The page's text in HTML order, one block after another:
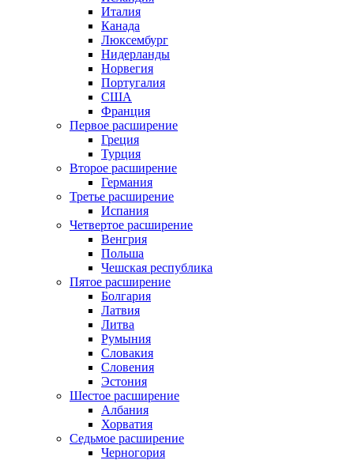
Италия
Канада
Люксембург
Нидерланды
Норвегия
Португалия
США
Франция
Первое расширение
Греция
Турция
Второе расширение
Германия
Третье расширение
Испания
Четвертое расширение
Венгрия
Польша
Чешская республика
Пятое расширение
Болгария
Латвия
Литва
Румыния
Словакия
Словения
Эстония
Шестое расширение
Албания
Хорватия
Седьмое расширение
Черногория